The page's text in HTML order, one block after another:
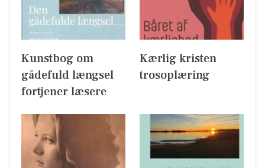
Kunstbog om
gådefuld længsel
fortjener læsere
Kærlig kristen
trosoplæring